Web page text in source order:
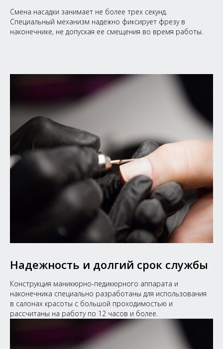
Смена насадки занимает не более трех секунд.
Специальный механизм надежно фиксирует фрезу в
наконечнике, не допуская ее смещения во время работы.
Надежность и долгий срок службы
Конструкция маникюрно-педикюрного аппарата и
наконечника специально разработаны для использования
в салонах красоты с большой проходимостью и
рассчитаны на работу по 12 часов и более.